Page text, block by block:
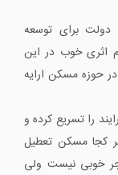
برای توسعه
اثری خوب در این
حوزه مسکن ارایه
را تسریع کرده و
کجا مسکن تعطیل
خوبی نیست ولی